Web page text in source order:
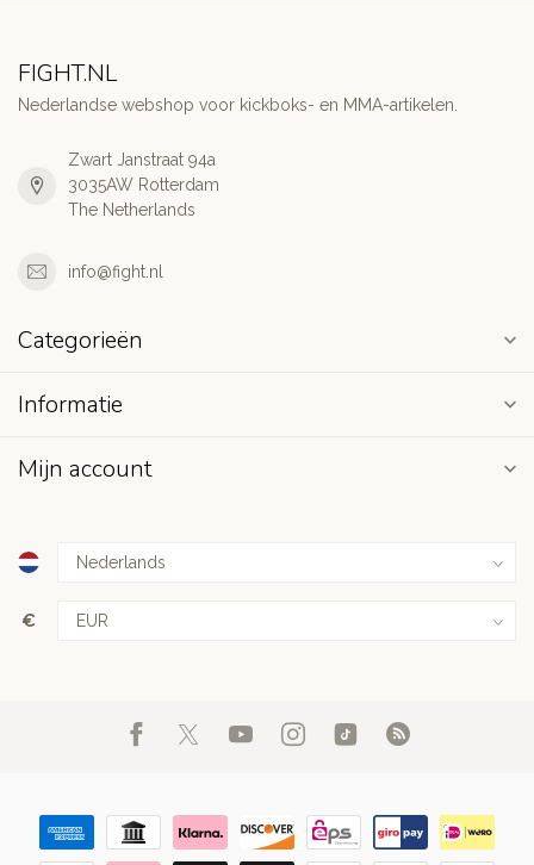
FIGHT.NL
Nederlandse webshop voor kickboks- en MMA-artikelen.
Zwart Janstraat 94a
3035AW Rotterdam
The Netherlands
info@fight.nl
Categorieën
Informatie
Mijn account
€